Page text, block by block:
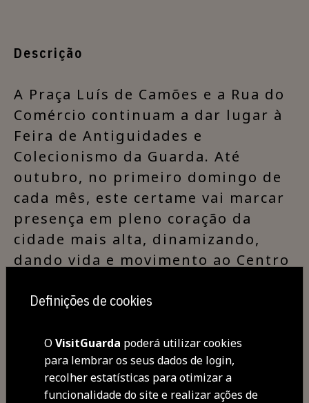
Descrição
A Praça Luís de Camões e a Rua do
Comércio continuam a dar lugar à
Feira de Antiguidades e
Colecionismo da Guarda. Até
outubro, no primeiro domingo de
cada mês, este certame vai marcar
presença em pleno coração da
cidade mais alta, dinamizando,
dando vida e movimento ao Centro
expositores, habitantes locais,
Definições de cookies
OVisitGuarda poderá utilizar cookies
para lembrar os seus dados de login,
recolher estatísticas para otimizar a
funcionalidade do site e realizar ações de